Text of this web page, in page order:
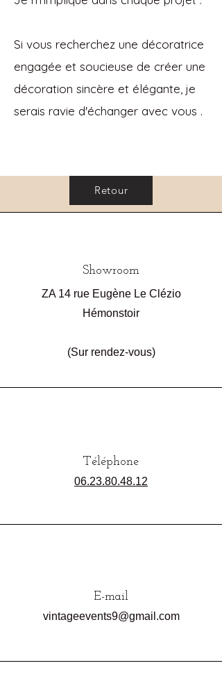
Si vous recherchez une décoratrice
engagée et soucieuse de créer une
décoration sincère et élégante, je
serais ravie d'échanger avec vous .
Retour
Showroom
ZA 14 rue Eugène Le Clézio
Hémonstoir
(Sur rendez-vous)
Téléphone
06.23.80.48.12
E-mail
vintageevents9@gmail.com